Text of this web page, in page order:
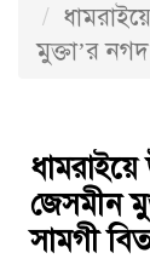
মুক্তা’র
জেসমীন
সামগী